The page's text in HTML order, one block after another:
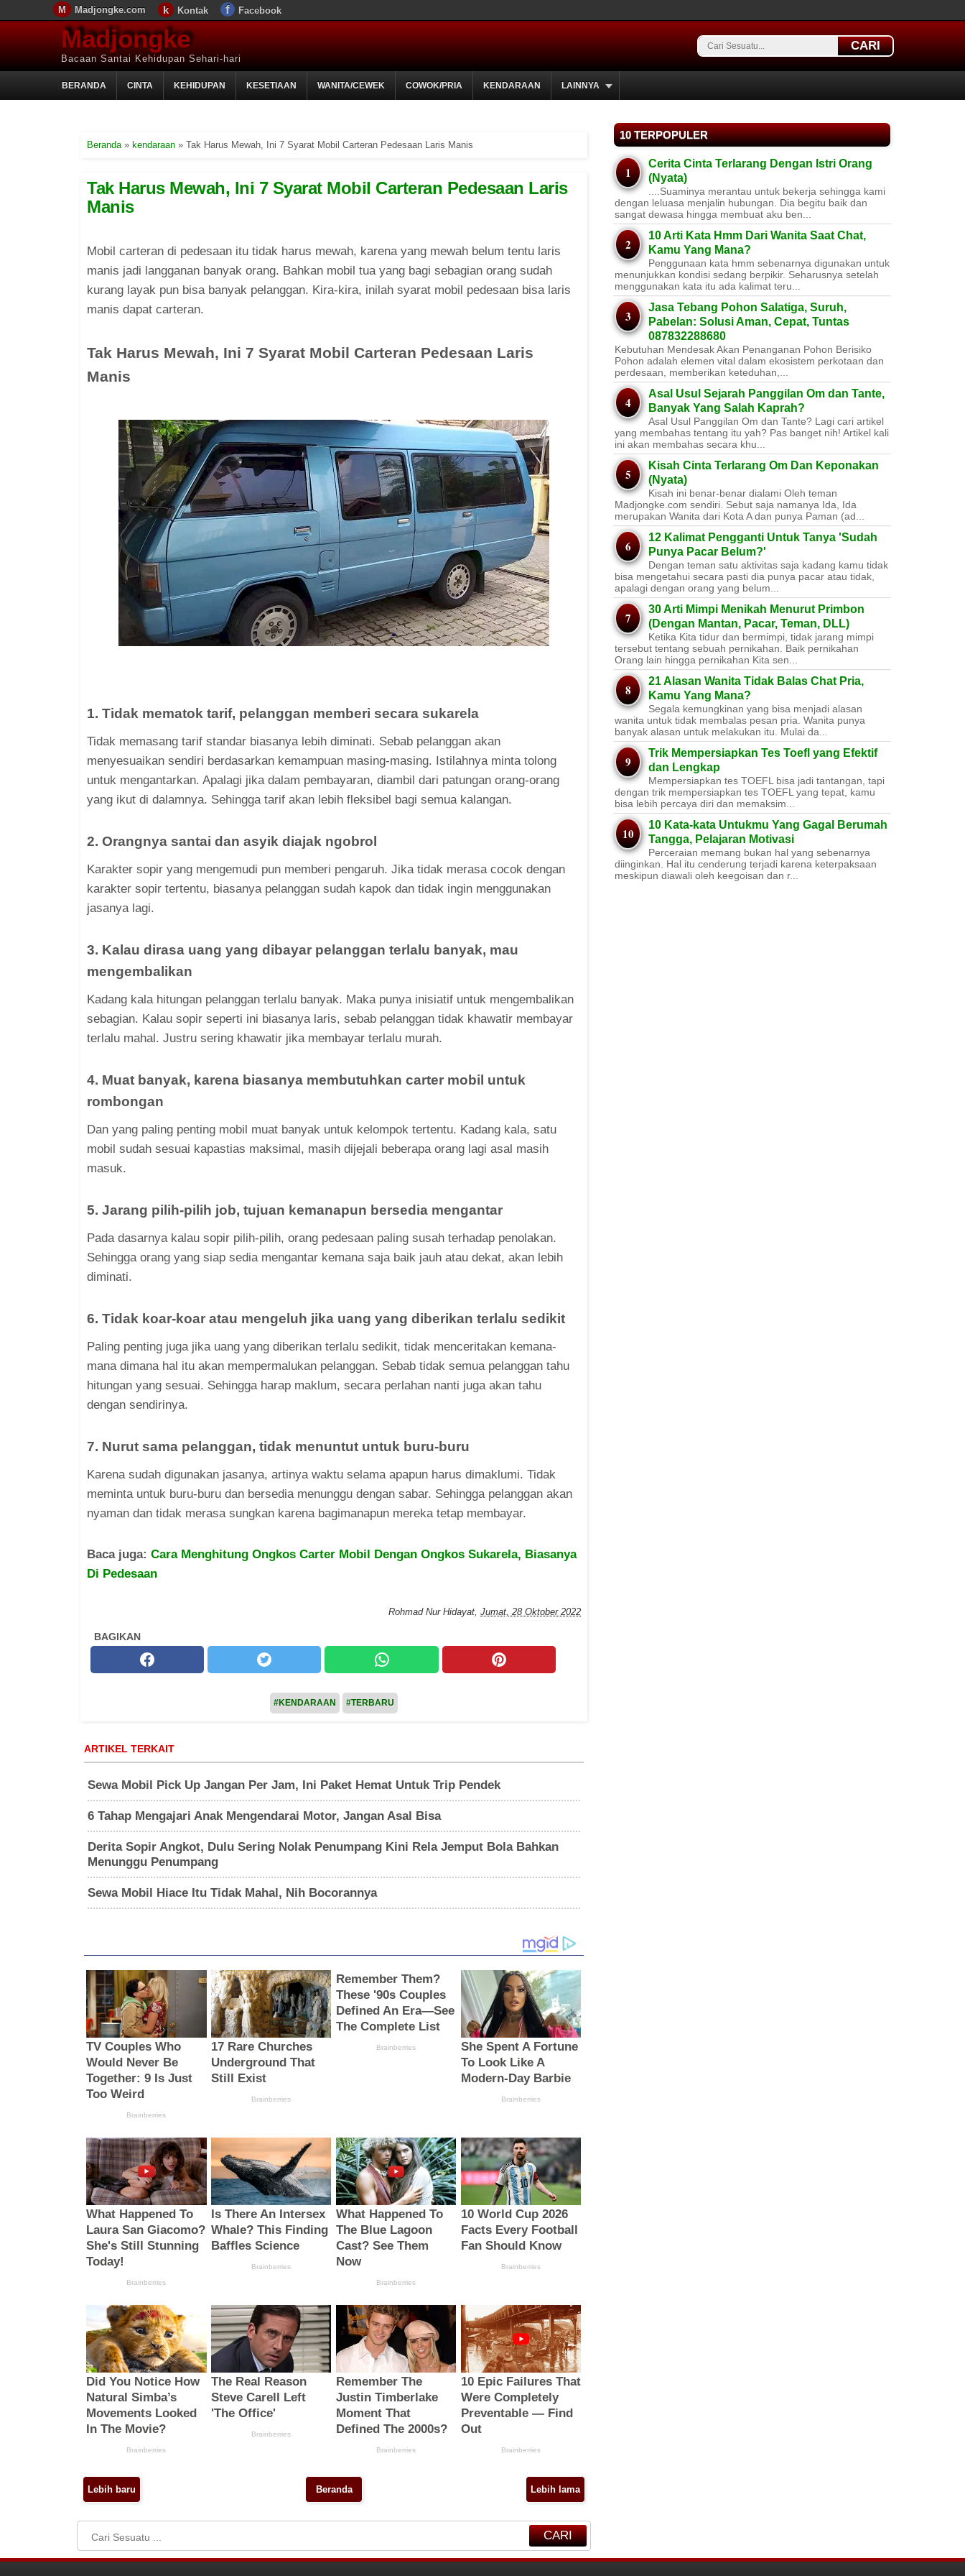
Madjongke.com Kontak Facebook
Madjongke
Bacaan Santai Kehidupan Sehari-hari
CARI
BERANDA CINTA KEHIDUPAN KESETIAAN WANITA/CEWEK COWOK/PRIA KENDARAAN LAINNYA
Beranda» kendaraan » Tak Harus Mewah, Ini 7 Syarat Mobil Carteran Pedesaan Laris Manis
Tak Harus Mewah, Ini 7 Syarat Mobil Carteran Pedesaan Laris
Manis
Mobil carteran di pedesaan itu tidak harus mewah, karena yang mewah belum tentu laris
manis jadi langganan banyak orang. Bahkan mobil tua yang bagi sebagian orang sudah
kurang layak pun bisa banyak pelanggan. Kira-kira, inilah syarat mobil pedesaan bisa laris
manis dapat carteran.
Tak Harus Mewah, Ini 7 Syarat Mobil Carteran Pedesaan Laris
Manis
1. Tidak mematok tarif, pelanggan memberi secara sukarela
Tidak memasang tarif standar biasanya lebih diminati. Sebab pelanggan akan
menyesuaikan sendiri berdasarkan kemampuan masing-masing. Istilahnya minta tolong
untuk mengantarkan. Apalagi jika dalam pembayaran, diambil dari patungan orang-orang
yang ikut di dalamnya. Sehingga tarif akan lebih fleksibel bagi semua kalangan.
2. Orangnya santai dan asyik diajak ngobrol
Karakter sopir yang mengemudi pun memberi pengaruh. Jika tidak merasa cocok dengan
karakter sopir tertentu, biasanya pelanggan sudah kapok dan tidak ingin menggunakan
jasanya lagi.
3. Kalau dirasa uang yang dibayar pelanggan terlalu banyak, mau
mengembalikan
Kadang kala hitungan pelanggan terlalu banyak. Maka punya inisiatif untuk mengembalikan
sebagian. Kalau sopir seperti ini biasanya laris, sebab pelanggan tidak khawatir membayar
terlalu mahal. Justru sering khawatir jika membayar terlalu murah.
4. Muat banyak, karena biasanya membutuhkan carter mobil untuk
rombongan
Dan yang paling penting mobil muat banyak untuk kelompok tertentu. Kadang kala, satu
mobil sudah sesuai kapastias maksimal, masih dijejali beberapa orang lagi asal masih
masuk.
5. Jarang pilih-pilih job, tujuan kemanapun bersedia mengantar
Pada dasarnya kalau sopir pilih-pilih, orang pedesaan paling susah terhadap penolakan.
Sehingga orang yang siap sedia mengantar kemana saja baik jauh atau dekat, akan lebih
diminati.
6. Tidak koar-koar atau mengeluh jika uang yang diberikan terlalu sedikit
Paling penting juga jika uang yang diberikan terlalu sedikit, tidak menceritakan kemana-
mana dimana hal itu akan mempermalukan pelanggan. Sebab tidak semua pelanggan tahu
hitungan yang sesuai. Sehingga harap maklum, secara perlahan nanti juga akan tahu
dengan sendirinya.
7. Nurut sama pelanggan, tidak menuntut untuk buru-buru
Karena sudah digunakan jasanya, artinya waktu selama apapun harus dimaklumi. Tidak
meminta untuk buru-buru dan bersedia menunggu dengan sabar. Sehingga pelanggan akan
nyaman dan tidak merasa sungkan karena bagimanapun mereka tetap membayar.
Baca juga: Cara Menghitung Ongkos Carter Mobil Dengan Ongkos Sukarela, Biasanya
Di Pedesaan
Rohmad Nur Hidayat, Jumat, 28 Oktober 2022
BAGIKAN
#KENDARAAN #TERBARU
ARTIKEL TERKAIT
Sewa Mobil Pick Up Jangan Per Jam, Ini Paket Hemat Untuk Trip Pendek
6 Tahap Mengajari Anak Mengendarai Motor, Jangan Asal Bisa
Derita Sopir Angkot, Dulu Sering Nolak Penumpang Kini Rela Jemput Bola Bahkan
Menunggu Penumpang
Sewa Mobil Hiace Itu Tidak Mahal, Nih Bocorannya
Lebih baru Lebih lama
Beranda
CARI
10 TERPOPULER
Cerita Cinta Terlarang Dengan Istri Orang
(Nyata)
....Suaminya merantau untuk bekerja sehingga kami
dengan leluasa menjalin hubungan. Dia begitu baik dan
sangat dewasa hingga membuat aku ben...
10 Arti Kata Hmm Dari Wanita Saat Chat,
Kamu Yang Mana?
Penggunaan kata hmm sebenarnya digunakan untuk
menunjukkan kondisi sedang berpikir. Seharusnya setelah
menggunakan kata itu ada kalimat teru...
Jasa Tebang Pohon Salatiga, Suruh,
Pabelan: Solusi Aman, Cepat, Tuntas
087832288680
Kebutuhan Mendesak Akan Penanganan Pohon Berisiko ​
Pohon adalah elemen vital dalam ekosistem perkotaan dan
perdesaan, memberikan keteduhan,...
Asal Usul Sejarah Panggilan Om dan Tante,
Banyak Yang Salah Kaprah?
Asal Usul Panggilan Om dan Tante? Lagi cari artikel
yang membahas tentang itu yah? Pas banget nih! Artikel kali
ini akan membahas secara khu...
Kisah Cinta Terlarang Om Dan Keponakan
(Nyata)
Kisah ini benar-benar dialami Oleh teman
Madjongke.com sendiri. Sebut saja namanya Ida, Ida
merupakan Wanita dari Kota A dan punya Paman (ad...
12 Kalimat Pengganti Untuk Tanya 'Sudah
Punya Pacar Belum?'
Dengan teman satu aktivitas saja kadang kamu tidak
bisa mengetahui secara pasti dia punya pacar atau tidak,
apalagi dengan orang yang belum...
30 Arti Mimpi Menikah Menurut Primbon
(Dengan Mantan, Pacar, Teman, DLL)
Ketika Kita tidur dan bermimpi, tidak jarang mimpi
tersebut tentang sebuah pernikahan. Baik pernikahan
Orang lain hingga pernikahan Kita sen...
21 Alasan Wanita Tidak Balas Chat Pria,
Kamu Yang Mana?
Segala kemungkinan yang bisa menjadi alasan
wanita untuk tidak membalas pesan pria. Wanita punya
banyak alasan untuk melakukan itu. Mulai da...
Trik Mempersiapkan Tes Toefl yang Efektif
dan Lengkap
Mempersiapkan tes TOEFL bisa jadi tantangan, tapi
dengan trik mempersiapkan tes TOEFL yang tepat, kamu
bisa lebih percaya diri dan memaksim...
10 Kata-kata Untukmu Yang Gagal Berumah
Tangga, Pelajaran Motivasi
Perceraian memang bukan hal yang sebenarnya
diinginkan. Hal itu cenderung terjadi karena keterpaksaan
meskipun diawali oleh keegoisan dan r...